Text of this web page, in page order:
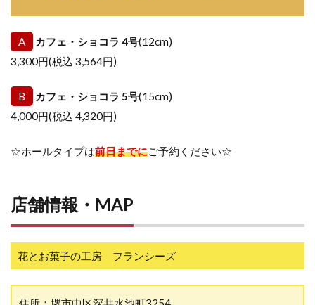
A カフェ・ショコラ 4号(12cm)
3,300円(税込 3,564円)
B カフェ・ショコラ 5号(15cm)
4,000円(税込 4,320円)
☆ホールタイプは前日までにご予約ください☆
店舗情報・MAP
花とお菓子の工房 フランシーズ